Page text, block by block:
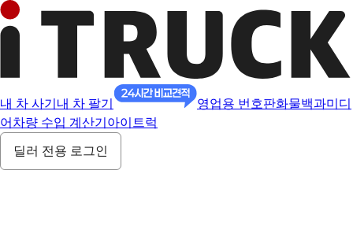
내 차 사기 내 차 팔기 영업용 번호판화물백과미디
어 차량 수입 계산기 아이트럭
딜러 전용 로그인